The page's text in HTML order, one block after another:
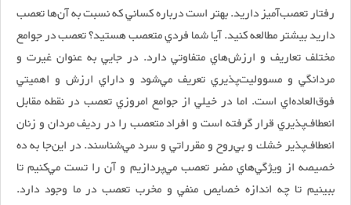
رفتار تعصب‌آميز داريد. بهتر است درباره كساني كه نسبت به آن‌ها تعصب
داريد بيشتر مطالعه كنيد. آيا شما فردي متعصب هستيد؟ تعصب در جوامع
مختلف تعاريف و ارزش‌هاي متفاوتي دارد. در جايي به عنوان غيرت و
مردانگي و مسووليت‌پذيري تعريف مي‌شود و داراي ارزش و اهميتي
فوق‌العاده‌اي است. اما در خيلي از جوامع امروزي تعصب در نقطه مقابل
انعطاف‌پذيري قرار گرفته است و افراد متعصب را در رديف مردان و زنان
انعطاف‌پذير خشك و بي‌روح و مقرراتي و سرد مي‌شناسند. در اين‌جا به ده
خصيصه از ويژگي‌هاي مضر تعصب مي‌پردازيم و آن را تست مي‌كنيم تا
ببينيم تا چه اندازه خصايص منفي و مخرب تعصب در ما وجود دارد.